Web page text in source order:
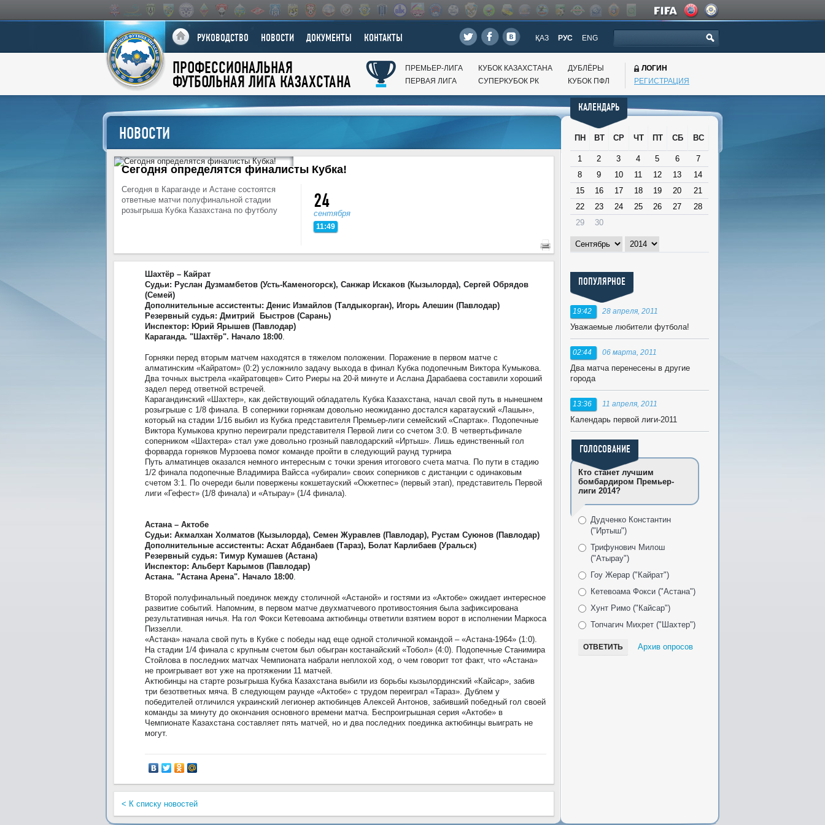
РУКОВОДСТВО НОВОСТИ ДОКУМЕНТЫ КОНТАКТЫ ҚАЗ РУС ENG
ПРОФЕССИОНАЛЬНАЯ
ФУТБОЛЬНАЯ ЛИГА КАЗАХСТАНА
ПРЕМЬЕР-ЛИГА
ПЕРВАЯ ЛИГА
КУБОК КАЗАХСТАНА
СУПЕРКУБОК РК
ДУБЛЁРЫ
КУБОК ПФЛ
ЛОГИН
РЕГИСТРАЦИЯ
НОВОСТИ
Сегодня определятся финалисты Кубка!
24
сентября
11:49
Сегодня в Караганде и Астане состоятся
ответные матчи полуфинальной стадии
розыгрыша Кубка Казахстана по футболу
Шахтёр – Кайрат
Судьи: Руслан Дузмамбетов (Усть-Каменогорск), Санжар Искаков (Кызылорда), Сергей Обрядов
(Семей)
Дополнительные ассистенты: Денис Измайлов (Талдыкорган), Игорь Алешин (Павлодар)
Резервный судья: Дмитрий Быстров (Сарань)
Инспектор: Юрий Ярышев (Павлодар)
Караганда. "Шахтёр". Начало 18:00.
Горняки перед вторым матчем находятся в тяжелом положении. Поражение в первом матче с
алматинским «Кайратом» (0:2) усложнило задачу выхода в финал Кубка подопечным Виктора Кумыкова.
Два точных выстрела «кайратовцев» Сито Риеры на 20-й минуте и Аслана Дарабаева составили хороший
задел перед ответной встречей.
Карагандинский «Шахтер», как действующий обладатель Кубка Казахстана, начал свой путь в нынешнем
розыгрыше с 1/8 финала. В соперники горнякам довольно неожиданно достался каратауский «Лашын»,
который на стадии 1/16 выбил из Кубка представителя Премьер-лиги семейский «Спартак». Подопечные
Виктора Кумыкова крупно переиграли представителя Первой лиги со счетом 3:0. В четвертьфинале
соперником «Шахтера» стал уже довольно грозный павлодарский «Иртыш». Лишь единственный гол
форварда горняков Мурзоева помог команде пройти в следующий раунд турнира
Путь алматинцев оказался немного интересным с точки зрения итогового счета матча. По пути в стадию
1/2 финала подопечные Владимира Вайсса «убирали» своих соперников с дистанции с одинаковым
счетом 3:1. По очереди были повержены кокшетауский «Окжетпес» (первый этап), представитель Первой
лиги «Гефест» (1/8 финала) и «Атырау» (1/4 финала).
Астана – Актобе
Судьи: Акмалхан Холматов (Кызылорда), Семен Журавлев (Павлодар), Рустам Суюнов (Павлодар)
Дополнительные ассистенты: Асхат Абданбаев (Тараз), Болат Карлибаев (Уральск)
Резервный судья: Тимур Кумашев (Астана)
Инспектор: Альберт Карымов (Павлодар)
Астана. "Астана Арена". Начало 18:00.
Второй полуфинальный поединок между столичной «Астаной» и гостями из «Актобе» ожидает интересное
развитие событий. Напомним, в первом матче двухматчевого противостояния была зафиксирована
результативная ничья. На гол Фокси Кетевоама актюбинцы ответили взятием ворот в исполнении Маркоса
Пиззелли.
«Астана» начала свой путь в Кубке с победы над еще одной столичной командой – «Астана-1964» (1:0).
На стадии 1/4 финала с крупным счетом был обыгран костанайский «Тобол» (4:0). Подопечные Станимира
Стойлова в последних матчах Чемпионата набрали неплохой ход, о чем говорит тот факт, что «Астана»
не проигрывает вот уже на протяжении 11 матчей.
Актюбинцы на старте розыгрыша Кубка Казахстана выбили из борьбы кызылординский «Кайсар», забив
три безответных мяча. В следующем раунде «Актобе» с трудом переиграл «Тараз». Дублем у
победителей отличился украинский легионер актюбинцев Алексей Антонов, забивший победный гол своей
команды за минуту до окончания основного времени матча. Беспроигрышная серия «Актобе» в
Чемпионате Казахстана составляет пять матчей, но и два последних поединка актюбинцы выиграть не
могут.
< К списку новостей
КАЛЕНДАРЬ
ПН ВТ СР ЧТ ПТ СБ ВС
1 2 3 4 5 6
7
8
9 10 11 12 13
14
15
16 17 18 19 20
21
22
23 24 25 26 27
28
29
30
ПОПУЛЯРНОЕ
19:42 28 апреля, 2011
Уважаемые любители футбола!
02:44 06 марта, 2011
Два матча перенесены в другие
города
13:36 11 апреля, 2011
Календарь первой лиги-2011
ГОЛОСОВАНИЕ
Кто станет лучшим
бомбардиром Премьер-
лиги 2014?
Дудченко Константин
("Иртыш")
Трифунович Милош
("Атырау")
Гоу Жерар ("Кайрат")
Кетевоама Фокси ("Астана")
Хунт Римо ("Кайсар")
Топчагич Михрет ("Шахтер")
Архив опросов